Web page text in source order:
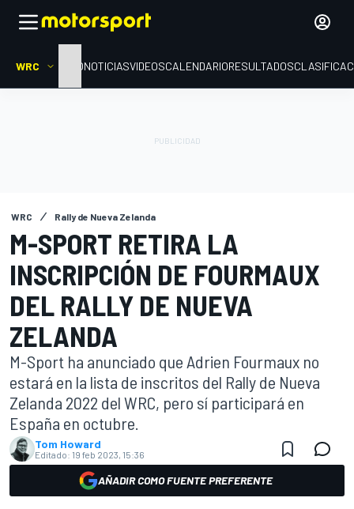
WRC INICIONOTICIASVIDEOSCALENDARIORESULTADOS
WRC Rally de Nueva Zelanda
M-SPORT RETIRA LA
INSCRIPCIÓN DE FOURMAUX
DEL RALLY DE NUEVA
ZELANDA
M-Sport ha anunciado que Adrien Fourmaux no
estará en la lista de inscritos del Rally de Nueva
Zelanda 2022 del WRC, pero sí participará en
España en octubre.
Tom Howard
Editado: 19 feb 2023, 15:36
AÑADIR COMO FUENTE PREFERENTE